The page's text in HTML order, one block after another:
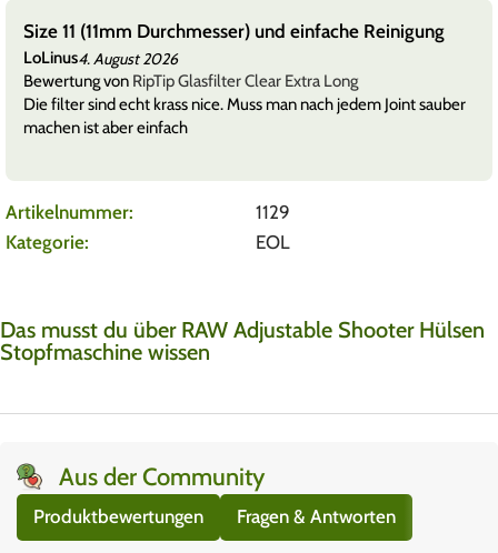
Size 11 (11mm Durchmesser) und einfache Reinigung
LoLinus4. August 2026
Bewertung von RipTip Glasfilter Clear Extra Long
Die filter sind echt krass nice. Muss man nach jedem Joint sauber
machen ist aber einfach
Artikelnummer:
1129
Kategorie:
EOL
Das musst du über RAW Adjustable Shooter Hülsen
Stopfmaschine wissen
Aus der Community
Produktbewertungen Fragen & Antworten